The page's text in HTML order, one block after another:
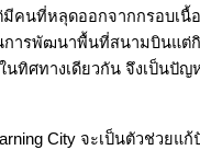
มีคนที่หลุดออกจากกรอบเ
การพัฒนาพื้นที่สนามบินแต่
นทิศทางเดียวกัน จึงเป็นปัญ
City จะเป็นตัวช่วยแ